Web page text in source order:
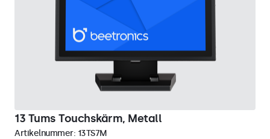
13 Tums Touchskärm, Metall
Artikelnummer: 13TS7M